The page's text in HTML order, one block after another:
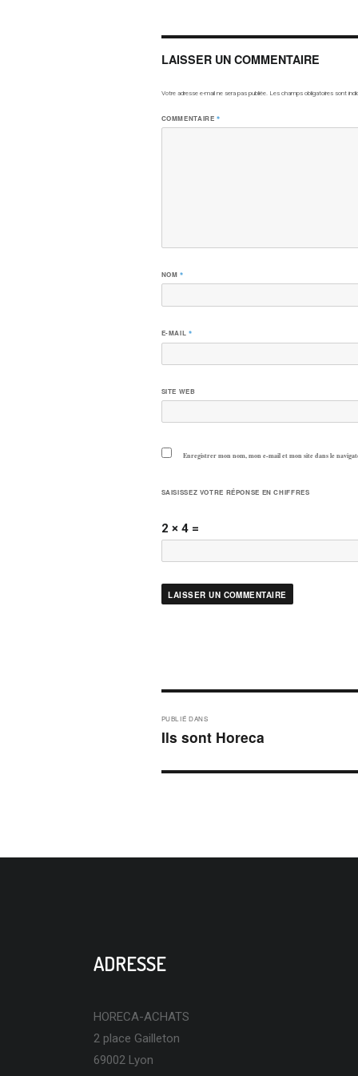
LAISSER UN COMMENTAIRE
Votre adresse e-mail ne sera pas publiée. Les champs obligatoires sont
COMMENTAIRE*
NOM*
E-MAIL *
SITE WEB
Enregistrer mon nom, mon e-mail et mon site dans le
SAISISSEZ VOTRE RÉPONSE EN CHIFFRES
2 × 4 =
DE
PUBLIÉ DANS
Ils sont Horeca
ADRESSE
HORECA-ACHATS
2 place Gailleton
69002 Lyon